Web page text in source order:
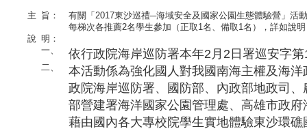
主 旨：
有關「2017東沙巡禮─海域安全及國家公園生態體驗營」活
每梯次各推薦2名學生參加（正取1名、備取1名），詳如說
說 明：
一、
依行政院海岸巡防署本年2月2日署巡安字
二、
本活動係為強化國人對我國南海主權及海
政院海岸巡防署、國防部、內政部地政司
部營建署海洋國家公園管理處、高雄市政
藉由國內各大專校院學生實地體驗東沙環